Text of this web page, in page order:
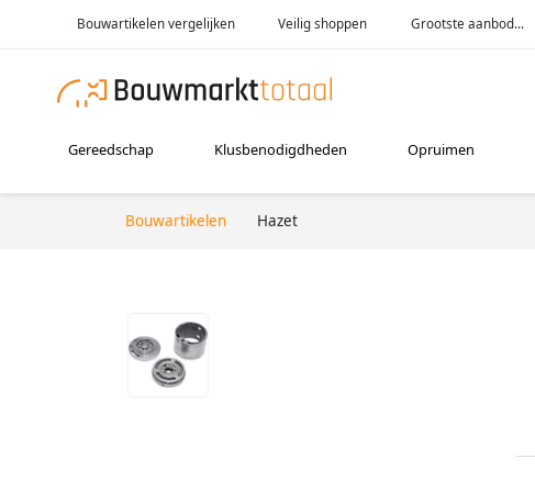
Bouwartikelen vergelijken Veilig shoppen Grootste aanbod...
Gereedschap Klusbenodigdheden Opruimen
Bouwartikelen Hazet